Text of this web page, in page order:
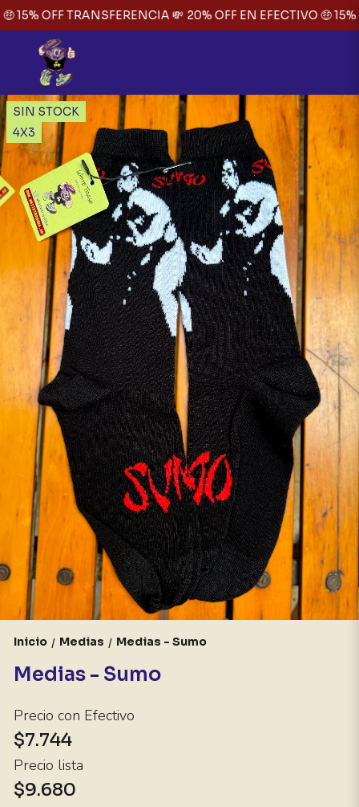
OFF TRANSFERENCIA 💸 20% OFF EN EFECTIVO 🤑 15%
SIN STOCK
4X3
Inicio / Medias / Medias - Sumo
Medias - Sumo
Precio con Efectivo
$7.744
Precio lista
$9.680